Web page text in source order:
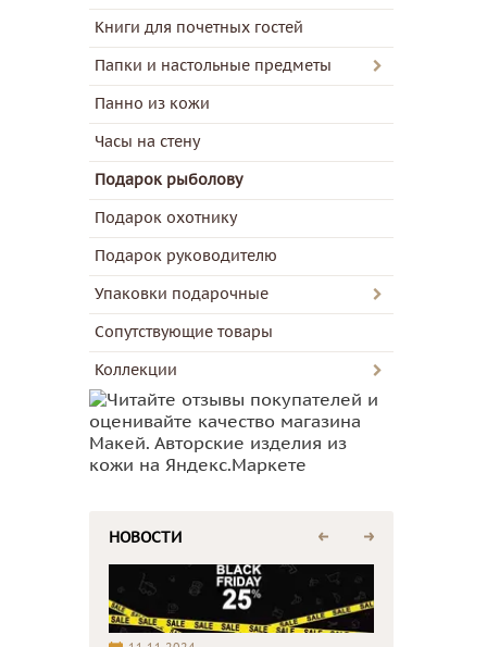
Книги для почетных гостей
Папки и настольные предметы
Панно из кожи
Часы на стену
Подарок рыболову
Подарок охотнику
Подарок руководителю
Упаковки подарочные
Сопутствующие товары
Коллекции
НОВОСТИ